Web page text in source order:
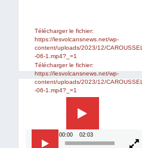
Télécharger le fichier:
https://lesvolcansnews.net/wp-
content/uploads/2023/12/CAROUSSEL
-06-1.mp4?_=1
Télécharger le fichier:
https://lesvolcansnews.net/wp-
content/uploads/2023/12/CAROUSSEL
-06-1.mp4?_=1
Lecteur
00:00 02:03